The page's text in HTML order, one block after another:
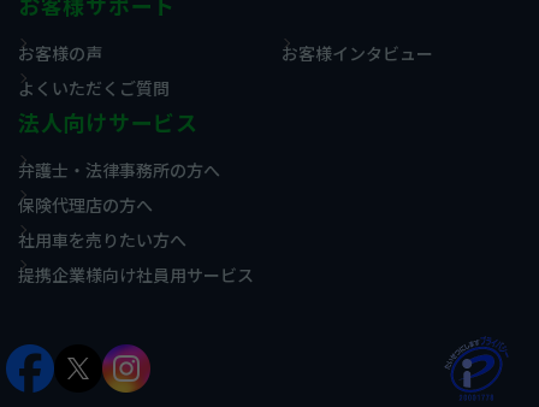
お客様の声
お客様インタビュー
よくいただくご質問
法人向けサービス
弁護士・法律事務所の方へ
保険代理店の方へ
社用車を売りたい方へ
提携企業様向け社員用サービス